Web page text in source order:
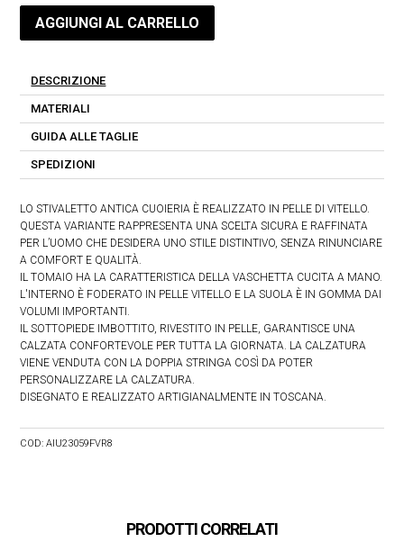
AGGIUNGI AL CARRELLO
DESCRIZIONE
MATERIALI
GUIDA ALLE TAGLIE
SPEDIZIONI
LO STIVALETTO ANTICA CUOIERIA È REALIZZATO IN PELLE DI VITELLO.
QUESTA VARIANTE RAPPRESENTA UNA SCELTA SICURA E RAFFINATA
PER L’UOMO CHE DESIDERA UNO STILE DISTINTIVO, SENZA RINUNCIARE
A COMFORT E QUALITÀ.
IL TOMAIO HA LA CARATTERISTICA DELLA VASCHETTA CUCITA A MANO.
L'INTERNO È FODERATO IN PELLE VITELLO E LA SUOLA È IN GOMMA DAI
VOLUMI IMPORTANTI.
IL SOTTOPIEDE IMBOTTITO, RIVESTITO IN PELLE, GARANTISCE UNA
CALZATA CONFORTEVOLE PER TUTTA LA GIORNATA. LA CALZATURA
VIENE VENDUTA CON LA DOPPIA STRINGA COSÌ DA POTER
PERSONALIZZARE LA CALZATURA.
DISEGNATO E REALIZZATO ARTIGIANALMENTE IN TOSCANA.
COD:AIU23059FVR8
PRODOTTI CORRELATI